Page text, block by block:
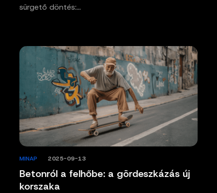
sürgető döntés:…
Betonról a felhőbe: a gördeszkázás új
korszaka
MINAP 2025-09-13